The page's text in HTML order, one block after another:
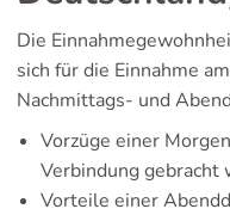
Die
sich für die Einnahme
Nachmittags- und
Vorzüge einer
Verbindung gebracht
Vorteile einer